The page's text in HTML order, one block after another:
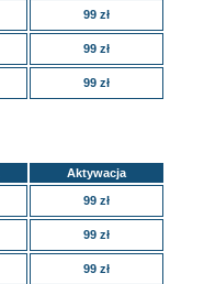
99 zł
99 zł
99 zł
Aktywacja
99 zł
99 zł
99 zł